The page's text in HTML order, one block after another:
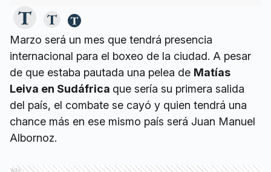
Marzo será un mes que tendrá presencia
internacional para el boxeo de la ciudad. A pesar
de que estaba pautada una pelea de Matías
Leiva en Sudáfrica que sería su primera salida
del país, el combate se cayó y quien tendrá una
chance más en ese mismo país será Juan Manuel
Albornoz.
Ads